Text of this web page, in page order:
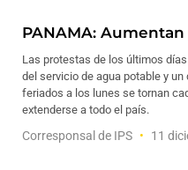
PANAMA:
Las protestas de los últimos
del servicio de agua potable y
feriados a los lunes se tornan
extenderse a todo el país.
Corresponsal de IPS 11